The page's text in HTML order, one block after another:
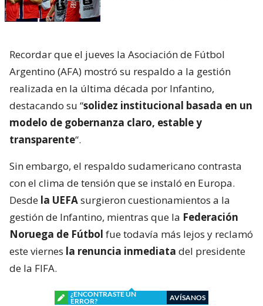
Recordar que el jueves la Asociación de Fútbol
Argentino (AFA) mostró su respaldo a la gestión
realizada en la última década por Infantino,
destacando su “solidez institucional basada en un
modelo de gobernanza claro, estable y
transparente“.
Sin embargo, el respaldo sudamericano contrasta
con el clima de tensión que se instaló en Europa.
Desde la UEFAsurgieron cuestionamientos a la
gestión de Infantino, mientras que la Federación
Noruega de Fútbol fue todavía más lejos y reclamó
este viernes la renuncia inmediata del presidente
de la FIFA.
¿ENCONTRASTE UN
ERROR?
AVÍSANOS